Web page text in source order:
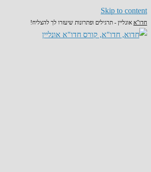
Skip to content
חדו"א אונליין - תרגילים ופתרונות שיעזרו לך להצליח!